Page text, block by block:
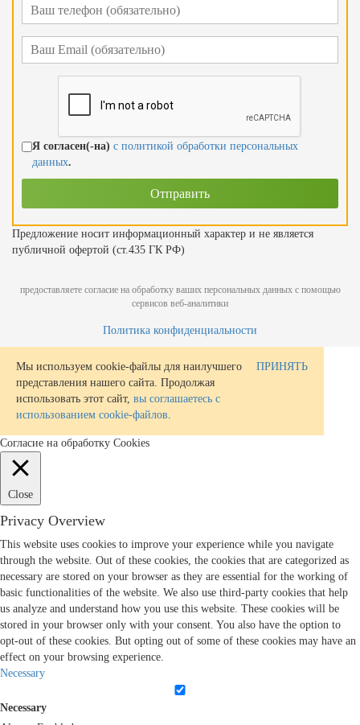
Я согласен(-на) с политикой обработки персональных
данных.
Предложение носит информационный характер и не является
публичной офертой (ст.435 ГК РФ)
предоставляете согласие на обработку ваших персональных данных с помощью
сервисов веб-аналитики
Политика конфиденциальности
Мы используем cookie-файлы для наилучшего
представления нашего сайта. Продолжая
использовать этот сайт, вы соглашаетесь с
использованием cookie-файлов.
ПРИНЯТЬ
Согласие на обработку Cookies
Close
Privacy Overview
This website uses cookies to improve your experience while you navigate
through the website. Out of these cookies, the cookies that are categorized as
necessary are stored on your browser as they are essential for the working of
basic functionalities of the website. We also use third-party cookies that help
us analyze and understand how you use this website. These cookies will be
stored in your browser only with your consent. You also have the option to
opt-out of these cookies. But opting out of some of these cookies may have an
effect on your browsing experience.
Necessary
Necessary